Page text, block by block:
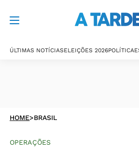
ÚLTIMAS NOTÍCIASELEIÇÕES 2026POLÍTICA
HOME>BRASIL
OPERAÇÕES